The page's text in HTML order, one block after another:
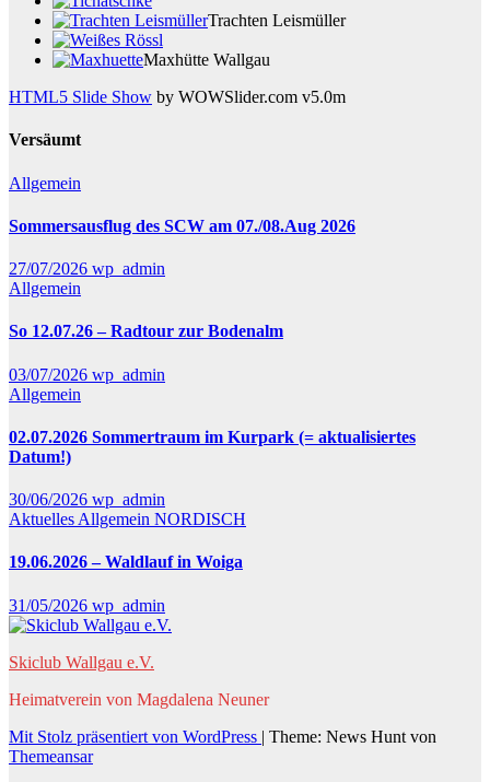
Trachten Leismüller
Maxhütte Wallgau
HTML5 Slide Show by WOWSlider.com v5.0m
Versäumt
Allgemein
Sommersausflug des SCW am 07./08.Aug 2026
27/07/2026 wp_admin
Allgemein
So 12.07.26 – Radtour zur Bodenalm
03/07/2026 wp_admin
Allgemein
02.07.2026 Sommertraum im Kurpark (= aktualisiertes
Datum!)
30/06/2026 wp_admin
Aktuelles Allgemein NORDISCH
19.06.2026 – Waldlauf in Woiga
31/05/2026 wp_admin
Skiclub Wallgau e.V.
Heimatverein von Magdalena Neuner
Mit Stolz präsentiert von WordPress | Theme: News Hunt von
Themeansar